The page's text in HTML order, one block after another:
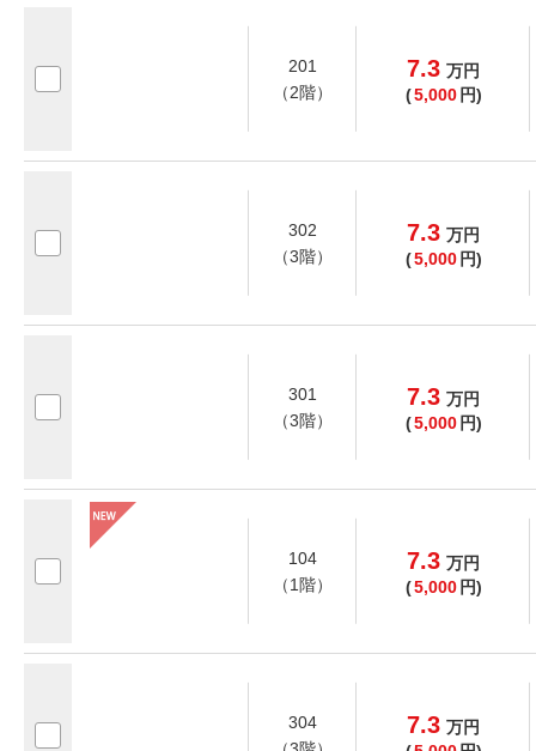
201
（2階）
7.3 万円
(5,000 円)
302
（3階）
7.3 万円
(5,000 円)
301
（3階）
7.3 万円
(5,000 円)
104
（1階）
7.3 万円
(5,000 円)
304
7.3 万円